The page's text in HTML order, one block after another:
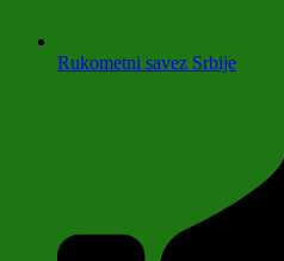
Rukometni savez Srbije